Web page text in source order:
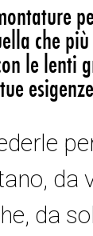
che
le lenti
da
da